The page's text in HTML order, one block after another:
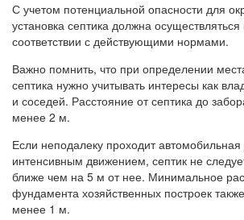
С учетом потенциальной опасности для
установка септика должна осуществляться
соответствии с действующими нормами.
Важно помнить, что при определении
септика нужно учитывать интересы как
и соседей. Расстояние от септика до
менее 2 м.
Если неподалеку проходит автомобильная
интенсивным движением, септик не
ближе чем на 5 м от нее. Минимальное
фундамента хозяйственных построек
менее 1 м.